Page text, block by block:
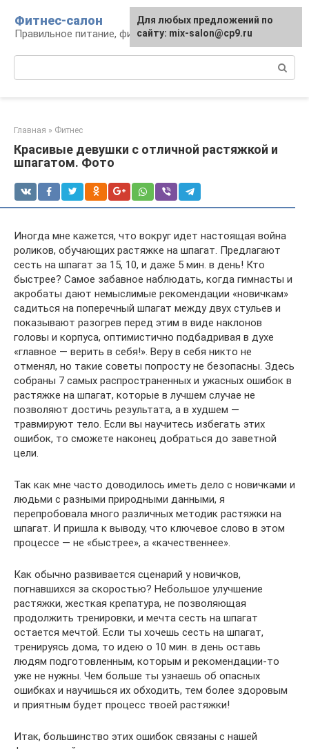
контенту
Фитнес-салон
Правильное питание, фитнес, образ жизни
Главная » Фитнес
Красивые девушки с отличной растяжкой и
шпагатом. Фото
Иногда мне кажется, что вокруг идет настоящая война
роликов, обучающих растяжке на шпагат. Предлагают
сесть на шпагат за 15, 10, и даже 5 мин. в день! Кто
быстрее? Самое забавное наблюдать, когда гимнасты и
акробаты дают немыслимые рекомендации «новичкам»
садиться на поперечный шпагат между двух стульев и
показывают разогрев перед этим в виде наклонов
головы и корпуса, оптимистично подбадривая в духе
«главное — верить в себя!». Веру в себя никто не
отменял, но такие советы попросту не безопасны. Здесь
собраны 7 самых распространенных и ужасных ошибок в
растяжке на шпагат, которые в лучшем случае не
позволяют достичь результата, а в худшем —
травмируют тело. Если вы научитесь избегать этих
ошибок, то сможете наконец добраться до заветной
цели.
Так как мне часто доводилось иметь дело с новичками и
людьми с разными природными данными, я
перепробовала много различных методик растяжки на
шпагат. И пришла к выводу, что ключевое слово в этом
процессе — не «быстрее», а «качественнее».
Как обычно развивается сценарий у новичков,
погнавшихся за скоростью? Небольшое улучшение
растяжки, жесткая крепатура, не позволяющая
продолжить тренировки, и мечта сесть на шпагат
остается мечтой. Если ты хочешь сесть на шпагат,
тренируясь дома, то идею о 10 мин. в день оставь
людям подготовленным, которым и рекомендации-то
уже не нужны. Чем больше ты узнаешь об опасных
ошибках и научишься их обходить, тем более здоровым
и приятным будет процесс твоей растяжки!
Итак, большинство этих ошибок связаны с нашей
Для любых предложений по
сайту: mix-salon@cp9.ru